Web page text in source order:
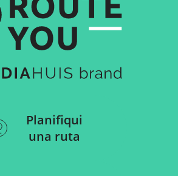
Planifiqui
una ruta